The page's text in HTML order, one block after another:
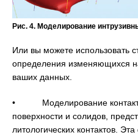
Рис. 4. Моделирование
Или вы можете использовать
определения изменяющихся
ваших данных.
• Моделирование контакта
поверхности и солидов,
литологических контактов.